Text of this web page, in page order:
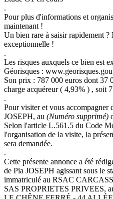
.
Pour plus d'informations et
maintenant !
Un bien rare à saisir rapidement
exceptionnelle !
.
Les risques auxquels ce bien est
Géorisques :
Son prix : 787 000 euros dont 37
charge acquéreur ( 4,93% ) , soit
.
Pour visiter et vous accompagner
JOSEPH, au (Numéro supprimé)
Selon l'article L.561.5 du Code
l'organisation de la visite, la
sera demandée.
.
Cette présente annonce a été
de Pia JOSEPH agissant sous le
immatriculé au RSAC
SAS PROPRIETES PRIVEES,